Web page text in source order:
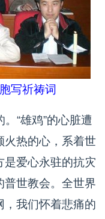
写祈祷词
“雄鸡”的心脏遭
火热的心，系着世
是爱心永驻的抗灾
普世教会。全世界
，我们怀着悲痛的